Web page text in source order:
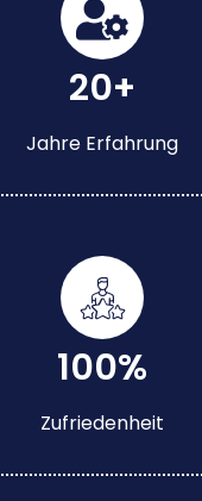
20+
Jahre Erfahrung
100%
Zufriedenheit